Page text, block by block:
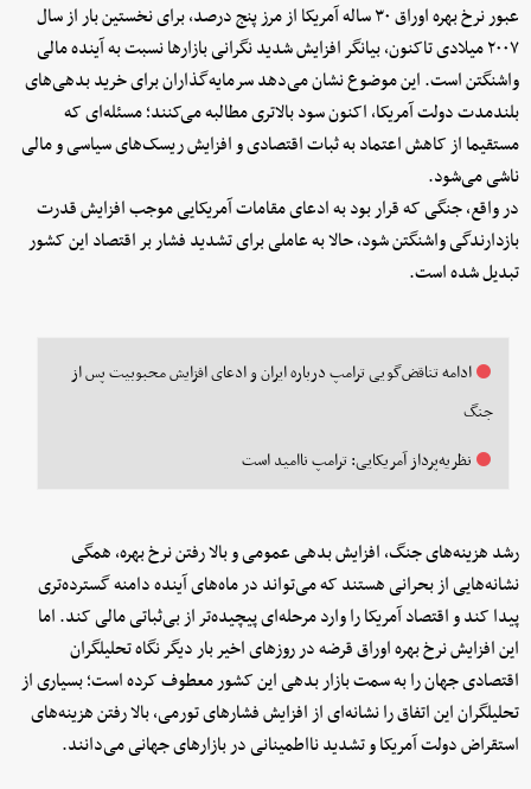
عبور نرخ بهره اوراق ۳۰ ساله آمریکا از مرز پنج درصد، برای نخستین ‌بار از سال
۲۰۰۷ میلادی تاکنون، بیانگر افزایش شدید نگرانی بازارها نسبت به آینده مالی
واشنگتن است. این موضوع نشان می‌دهد سرمایه‌گذاران برای خرید بدهی‌های
بلندمدت دولت آمریکا، اکنون سود بالاتری مطالبه می‌کنند؛ مسئله‌ای که
مستقیما از کاهش اعتماد به ثبات اقتصادی و افزایش ریسک‌های سیاسی و مالی
ناشی می‌شود.
در واقع، جنگی که قرار بود به ادعای مقامات آمریکایی موجب افزایش قدرت
بازدارندگی واشنگتن شود، حالا به عاملی برای تشدید فشار بر اقتصاد این کشور
تبدیل شده است.
ادامه تناقض‌گویی ترامپ درباره ایران و ادعای افزایش محبوبیت پس از
جنگ
نظریه‌پرداز آمریکایی: ترامپ ناامید است
رشد هزینه‌های جنگ، افزایش بدهی عمومی و بالا رفتن نرخ بهره، همگی
نشانه‌هایی از بحرانی هستند که می‌تواند در ماه‌های آینده دامنه گسترده‌تری
پیدا کند و اقتصاد آمریکا را وارد مرحله‌ای پیچیده‌تر از بی‌ثباتی مالی کند. اما
این افزایش نرخ بهره اوراق قرضه در روزهای اخیر بار دیگر نگاه تحلیلگران
اقتصادی جهان را به سمت بازار بدهی این کشور معطوف کرده است؛ بسیاری از
تحلیلگران این اتفاق را نشانه‌ای از افزایش فشارهای تورمی، بالا رفتن هزینه‌های
استقراض دولت آمریکا و تشدید نااطمینانی در بازارهای جهانی می‌دانند.